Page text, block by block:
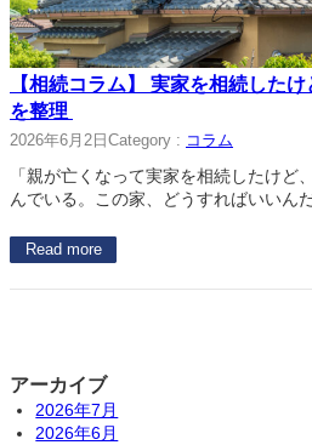
【相続コラム】 実家を相続した
を整理
2026年6月2日 Category : コラム
「親が亡くなって実家を相続したけど
んでいる。この家、どうすればいいん
Read more
アーカイブ
2026年7月
2026年6月